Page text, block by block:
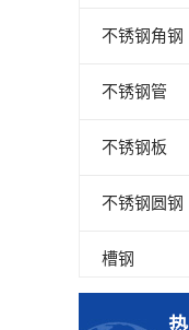
不锈钢角钢
不锈钢管
不锈钢板
不锈钢圆钢
槽钢